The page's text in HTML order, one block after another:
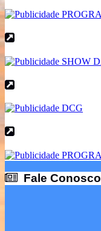
Fale Conosco